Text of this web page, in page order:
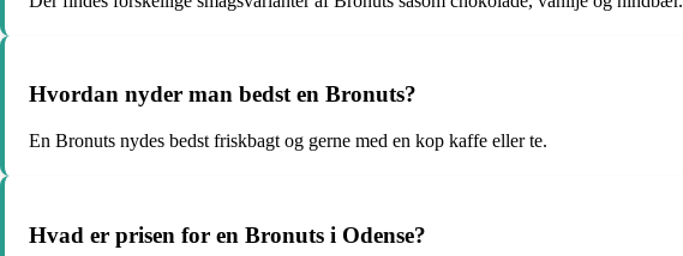
Hvordan nyder man bedst en Bronuts?
En Bronuts nydes bedst friskbagt og gerne med en kop kaffe eller te.
Hvad er prisen for en Bronuts i Odense?